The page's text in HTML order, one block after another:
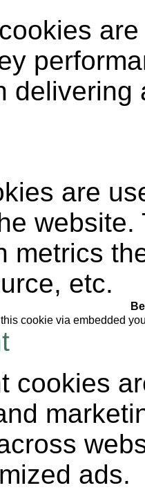
delivering
are
metrics
etc.
cookie via embedded
cookies
ads.